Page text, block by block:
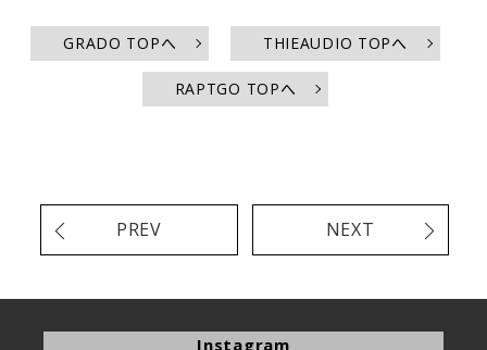
GRADO TOPへ THIEAUDIO TOPへ
RAPTGO TOPへ
PREV NEXT
Instagram